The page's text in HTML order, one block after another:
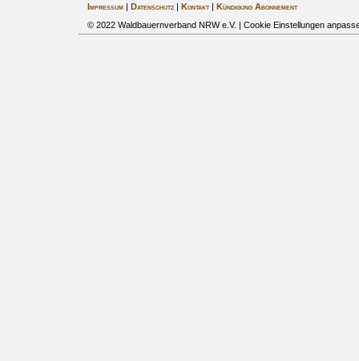
Impressum| Datenschutz| Kontakt|
Kündigung Abonnement
© 2022 Waldbauernverband NRW e.V. | Cookie Einstellungen